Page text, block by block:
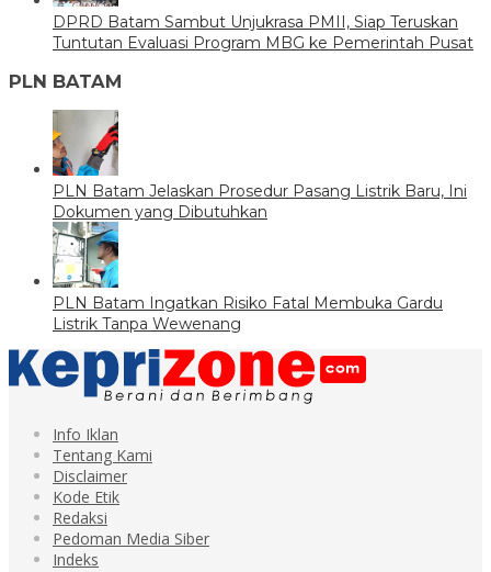
DPRD Batam Sambut Unjukrasa PMII, Siap Teruskan
Tuntutan Evaluasi Program MBG ke Pemerintah Pusat
PLN BATAM
PLN Batam Jelaskan Prosedur Pasang Listrik Baru, Ini
Dokumen yang Dibutuhkan
PLN Batam Ingatkan Risiko Fatal Membuka Gardu
Listrik Tanpa Wewenang
Info Iklan
Tentang Kami
Disclaimer
Kode Etik
Redaksi
Pedoman Media Siber
Indeks